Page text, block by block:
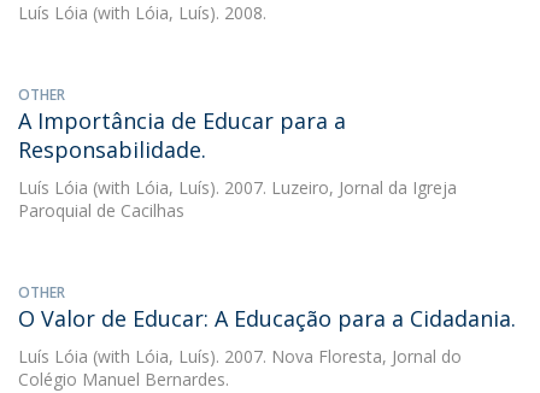
Luís Lóia (with Lóia, Luís). 2008.
OTHER
A Importância de Educar para a
Responsabilidade.
Luís Lóia (with Lóia, Luís). 2007. Luzeiro, Jornal da Igreja
Paroquial de Cacilhas
OTHER
O Valor de Educar: A Educação para a Cidadania.
Luís Lóia (with Lóia, Luís). 2007. Nova Floresta, Jornal do
Colégio Manuel Bernardes.